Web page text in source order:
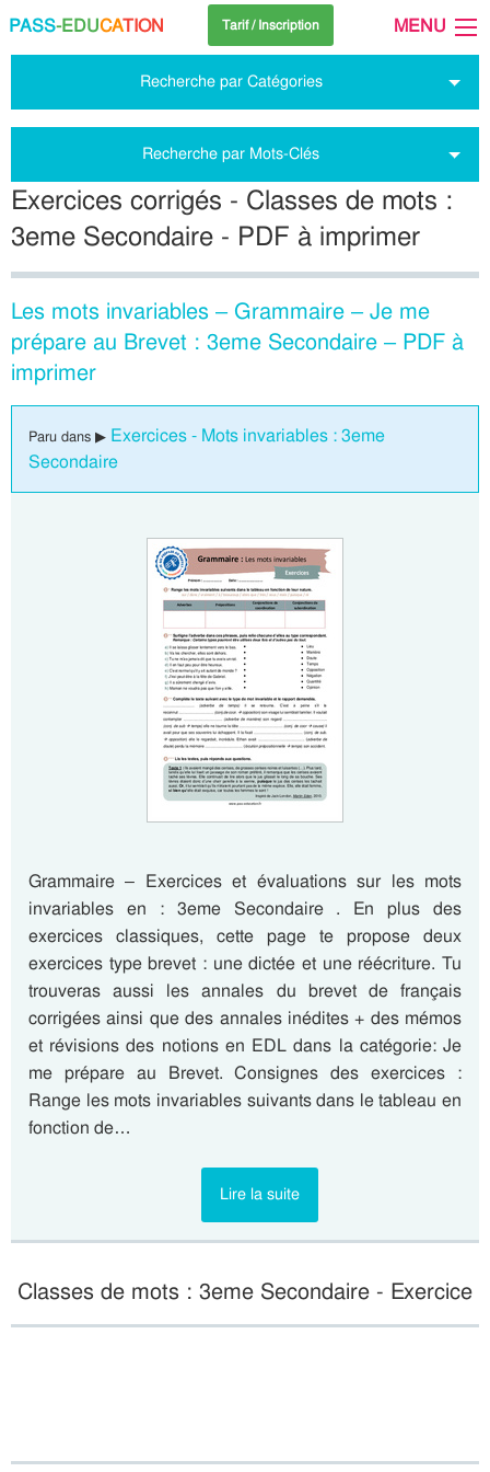
PASS-EDUCATION Tarif / Inscription MENU
Recherche par Catégories
Recherche par Mots-Clés
Exercices corrigés - Classes de mots :
3eme Secondaire - PDF à imprimer
Les mots invariables – Grammaire – Je me
prépare au Brevet : 3eme Secondaire – PDF à
imprimer
Paru dans ▶ Exercices - Mots invariables : 3eme
Secondaire
Grammaire – Exercices et évaluations sur les mots
invariables en : 3eme Secondaire . En plus des
exercices classiques, cette page te propose deux
exercices type brevet : une dictée et une réécriture. Tu
trouveras aussi les annales du brevet de français
corrigées ainsi que des annales inédites + des mémos
et révisions des notions en EDL dans la catégorie: Je
me prépare au Brevet. Consignes des exercices :
Range les mots invariables suivants dans le tableau en
fonction de…
Lire la suite
Classes de mots : 3eme Secondaire - Exercice